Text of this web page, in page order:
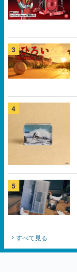
3
4
すべて見る